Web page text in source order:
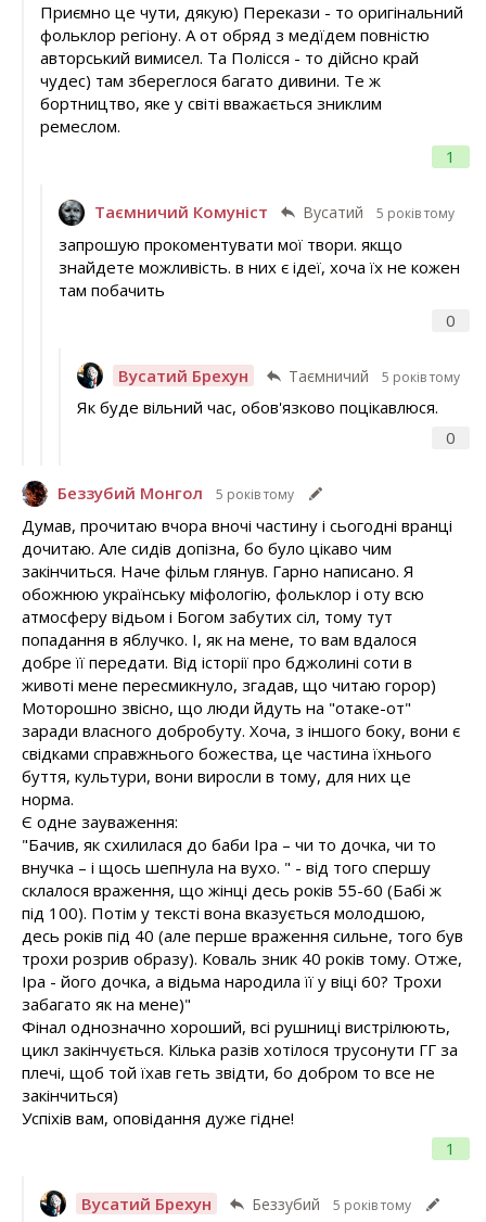
1
Приємно це чути, дякую) Перекази - то оригінальний
фольклор регіону. А от обряд з медїдем повністю
авторський вимисел. Та Полісся - то дійсно край
чудес) там збереглося багато дивини. Те ж
бортництво, яке у світі вважається зниклим
ремеслом.
Таємничий Комуніст Вусатий 5 років тому
0
запрошую прокоментувати мої твори. якщо
знайдете можливість. в них є ідеї, хоча їх не кожен
там побачить
Вусатий Брехун Таємничий 5 років тому
0
Як буде вільний час, обов'язково поцікавлюся.
Беззубий Монгол 5 років тому
1
Думав, прочитаю вчора вночі частину і сьогодні вранці
дочитаю. Але сидів допізна, бо було цікаво чим
закінчиться. Наче фільм глянув. Гарно написано. Я
обожнюю українську міфологію, фольклор і оту всю
атмосферу відьом і Богом забутих сіл, тому тут
попадання в яблучко. І, як на мене, то вам вдалося
добре її передати. Від історії про бджолині соти в
животі мене пересмикнуло, згадав, що читаю горор)
Моторошно звісно, що люди йдуть на "отаке-от"
заради власного добробуту. Хоча, з іншого боку, вони є
свідками справжнього божества, це частина їхнього
буття, культури, вони виросли в тому, для них це
норма.
Є одне зауваження:
"Бачив, як схилилася до баби Іра – чи то дочка, чи то
внучка – і щось шепнула на вухо. " - від того спершу
склалося враження, що жінці десь років 55-60 (Бабі ж
під 100). Потім у тексті вона вказується молодшою,
десь років під 40 (але перше враження сильне, того був
трохи розрив образу). Коваль зник 40 років тому. Отже,
Іра - його дочка, а відьма народила її у віці 60? Трохи
забагато як на мене)"
Фінал однозначно хороший, всі рушниці вистрілюють,
цикл закінчується. Кілька разів хотілося трусонути ГГ за
плечі, щоб той їхав геть звідти, бо добром то все не
закінчиться)
Успіхів вам, оповідання дуже гідне!
Вусатий Брехун Беззубий 5 років тому